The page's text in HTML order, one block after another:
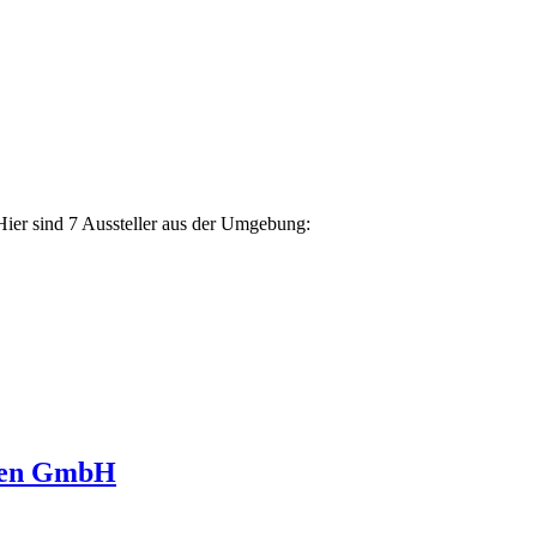
sind 7 Aussteller aus der Umgebung:
GmbH